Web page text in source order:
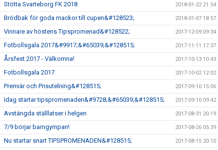
Stötta Svarteborg FK 2018 2018-01-22 21:54
Brödbak för goda mackor till cupen&#128523; 2018-01-07 18:57
Vinnare av höstens Tipspromenad&#128522; 2017-12-09 09:34
Fotbollsgala 2017&#9917;&#65039;&#128515; 2017-11-11 17:37
Årsfest 2017 - Välkomna! 2017-10-13 10:43
Fotbollsgala 2017 2017-10-02 12:02
Premiär och Prisutelning&#128515; 2017-09-10 15:06
Idag startar tipspromenaden&#9728;&#65039;&#128515; 2017-09-10 09:42
Avstängda ställlatser i helgen 2017-08-31 20:19
7/9 börjar barngympan! 2017-08-26 05:39
Nu startar snart TIPSPROMENADEN&#128515; 2017-08-15 20:10